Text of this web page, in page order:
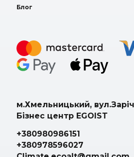
Блог
м.Хмельницький,
Бізнес центр EGOIST
+380980986151
+380978596027